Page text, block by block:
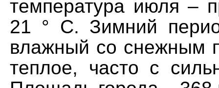
температура июля –
21 ° C. Зимний
влажный со снежным
теплое, часто с